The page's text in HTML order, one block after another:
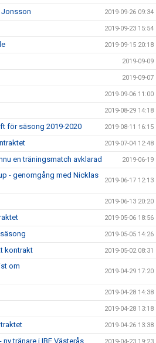
2019-09-26 09:34
2019-09-23 15:54
2019-09-15 20:18
2019-09-09
2019-09-07
2019-09-06 11:00
2019-08-29 14:18
för säsong 2019-2020 2019-08-11 16:15
2019-07-04 12:48
en träningsmatch avklarad 2019-06-19
- genomgång med Nicklas
2019-06-17 12:13
2019-06-13 20:20
2019-05-06 18:56
2019-05-05 14:26
kontrakt 2019-05-02 08:31
om
2019-04-29 17:20
2019-04-28 14:38
2019-04-28 13:18
2019-04-26 13:38
tränare i IBF Västerås 2019-04-23 19:23